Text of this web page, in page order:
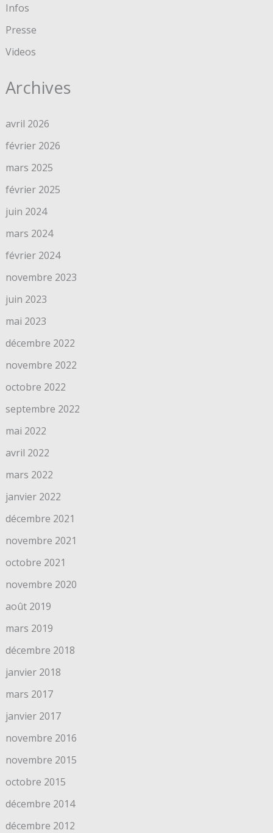
Infos
Presse
Videos
Archives
avril 2026
février 2026
mars 2025
février 2025
juin 2024
mars 2024
février 2024
novembre 2023
juin 2023
mai 2023
décembre 2022
novembre 2022
octobre 2022
septembre 2022
mai 2022
avril 2022
mars 2022
janvier 2022
décembre 2021
novembre 2021
octobre 2021
novembre 2020
août 2019
mars 2019
décembre 2018
janvier 2018
mars 2017
janvier 2017
novembre 2016
novembre 2015
octobre 2015
décembre 2014
décembre 2012